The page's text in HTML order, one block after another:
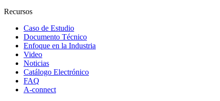
Recursos
Caso de Estudio
Documento Técnico
Enfoque en la Industria
Video
Noticias
Catálogo Electrónico
FAQ
A-connect